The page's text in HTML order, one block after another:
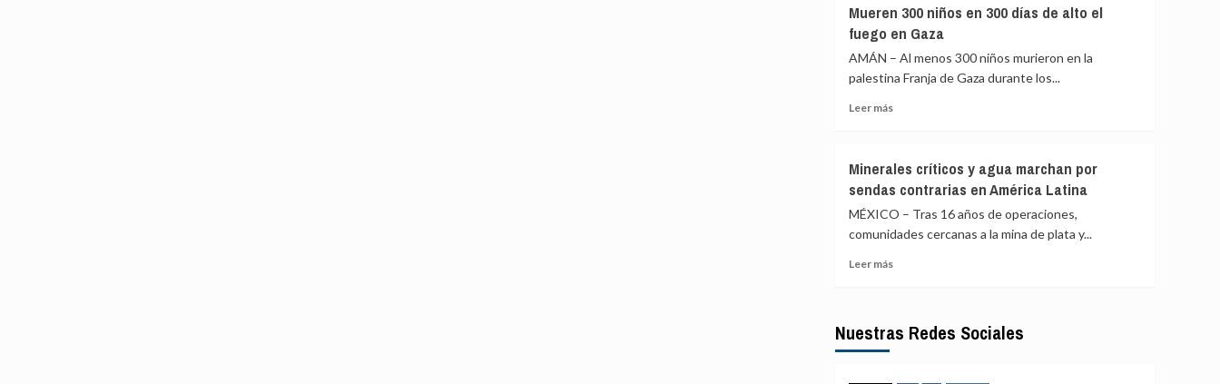
de
la
Fuerza
Estabilización
menos
siete
heridos
una
explosión
de
Damasco
Mueren 300 niños en 300 días de alto el
fuego en Gaza
AMÁN – Al menos 300 niños murieron en la
palestina Franja de Gaza durante los...
Leer másLeer
300
niños
en
días
de
en
Minerales críticos y agua marchan por
sendas contrarias en América Latina
MÉXICO – Tras 16 años de operaciones,
comunidades cercanas a la mina de plata y...
Leer másLeer
críticos
Nuestras Redes Sociales